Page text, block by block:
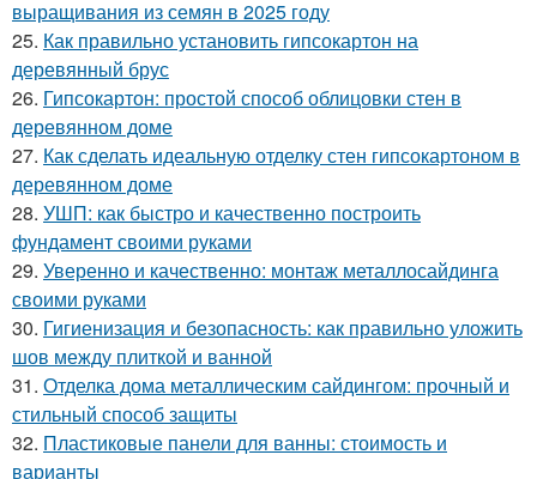
выращивания из семян в 2025 году
25. Как правильно установить гипсокартон на
деревянный брус
26. Гипсокартон: простой способ облицовки стен в
деревянном доме
27. Как сделать идеальную отделку стен гипсокартоном в
деревянном доме
28. УШП: как быстро и качественно построить
фундамент своими руками
29. Уверенно и качественно: монтаж металлосайдинга
своими руками
30. Гигиенизация и безопасность: как правильно уложить
шов между плиткой и ванной
31. Отделка дома металлическим сайдингом: прочный и
стильный способ защиты
32. Пластиковые панели для ванны: стоимость и
варианты